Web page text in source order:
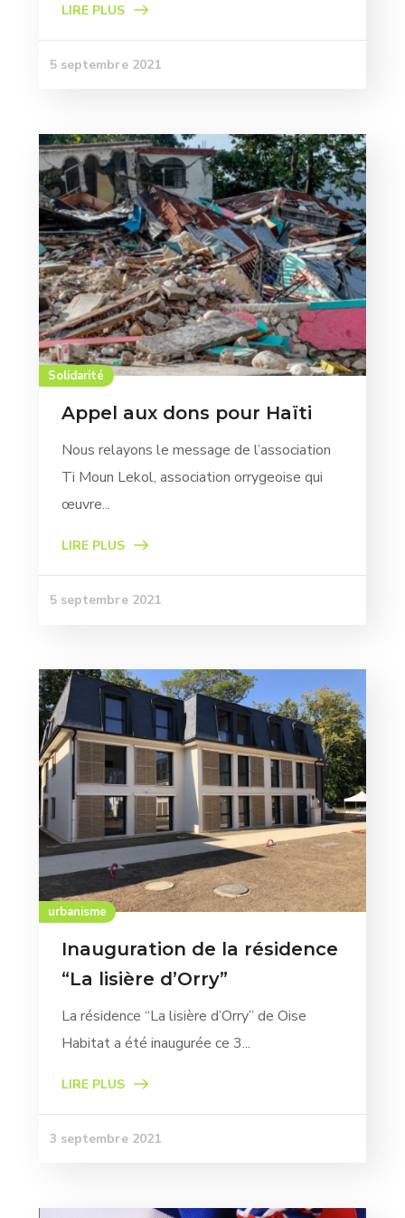
LIRE PLUS
5 septembre 2021
Solidarité
Appel aux dons pour Haïti
Nous relayons le message de l’association
Ti Moun Lekol, association orrygeoise qui
œuvre...
LIRE PLUS
5 septembre 2021
urbanisme
Inauguration de la résidence
“La lisière d’Orry”
La résidence “La lisière d’Orry” de Oise
Habitat a été inaugurée ce 3...
LIRE PLUS
3 septembre 2021